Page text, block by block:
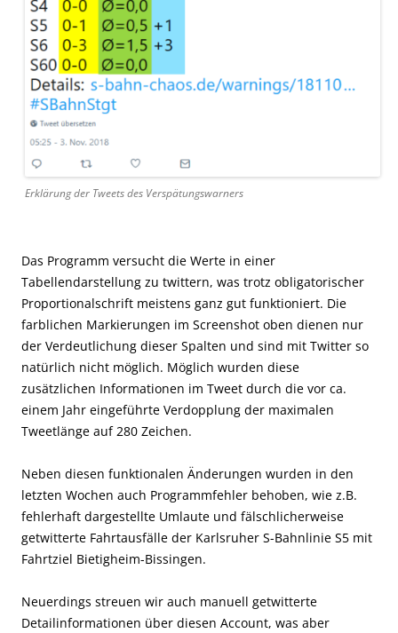
Erklärung der Tweets des Verspätungswarners
Das Programm versucht die Werte in einer
Tabellendarstellung zu twittern, was trotz obligatorischer
Proportionalschrift meistens ganz gut funktioniert. Die
farblichen Markierungen im Screenshot oben dienen nur
der Verdeutlichung dieser Spalten und sind mit Twitter so
natürlich nicht möglich. Möglich wurden diese
zusätzlichen Informationen im Tweet durch die vor ca.
einem Jahr eingeführte Verdopplung der maximalen
Tweetlänge auf 280 Zeichen.
Neben diesen funktionalen Änderungen wurden in den
letzten Wochen auch Programmfehler behoben, wie z.B.
fehlerhaft dargestellte Umlaute und fälschlicherweise
getwitterte Fahrtausfälle der Karlsruher S-Bahnlinie S5 mit
Fahrtziel Bietigheim-Bissingen.
Neuerdings streuen wir auch manuell getwitterte
Detailinformationen über diesen Account, was aber